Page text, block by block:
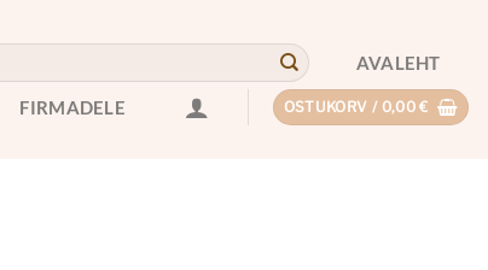
AVALEHT
FIRMADELE OSTUKORV / 0,00€